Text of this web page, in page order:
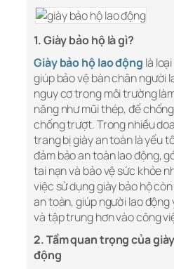
1. Giày bảo hộ là gì?
Giày bảo hộ lao động là
giúp bảo vệ bàn chân người
nguy cơ trong môi trường
năng như mũi thép, đế
chống trượt. Trong nhiều
trang bị giày an toàn là yếu
đảm bảo an toàn lao động,
tai nạn và bảo vệ sức khỏe
việc sử dụng giày bảo hộ
an toàn, giúp người lao động
và tập trung hơn vào công
2. Tầm quan trọng của
động